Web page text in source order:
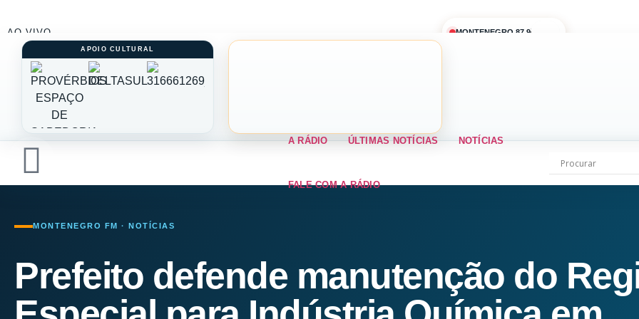
AO VIVO MONTENEGRO 87,9
A RÁDIO ÚLTIMAS NOTÍCIAS NOTÍCIAS
FALE COM A RÁDIO
MONTENEGRO FM · NOTÍCIAS
Prefeito defende manutenção do